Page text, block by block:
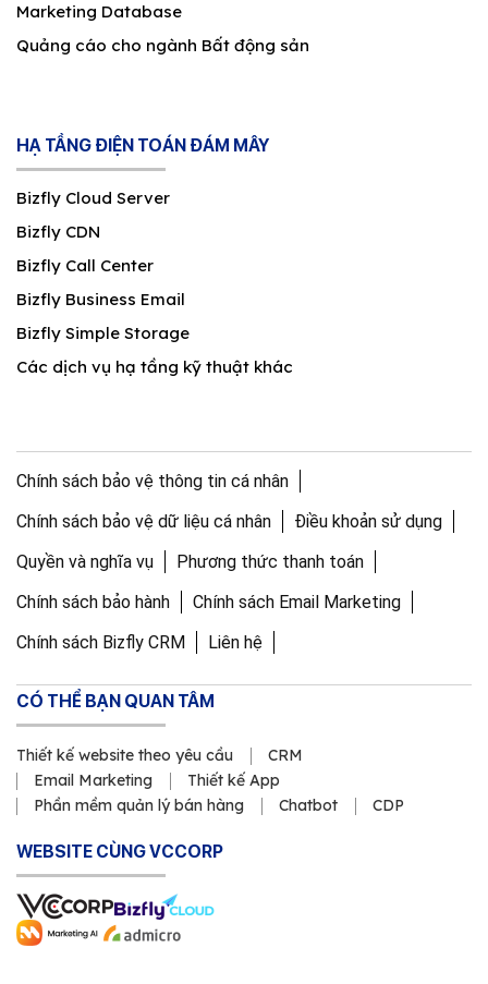
Marketing Database
Quảng cáo cho ngành Bất động sản
HẠ TẦNG ĐIỆN TOÁN ĐÁM MÂY
Bizfly Cloud Server
Bizfly CDN
Bizfly Call Center
Bizfly Business Email
Bizfly Simple Storage
Các dịch vụ hạ tầng kỹ thuật khác
Chính sách bảo vệ thông tin cá nhân
Chính sách bảo vệ dữ liệu cá nhân
Điều khoản sử dụng
Quyền và nghĩa vụ
Phương thức thanh toán
Chính sách bảo hành
Chính sách Email Marketing
Chính sách Bizfly CRM
Liên hệ
CÓ THỂ BẠN QUAN TÂM
Thiết kế website theo yêu cầu
CRM
Email Marketing
Thiết kế App
Phần mềm quản lý bán hàng
Chatbot CDP
WEBSITE CÙNG VCCORP